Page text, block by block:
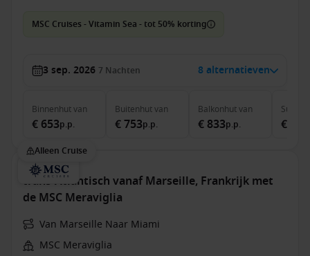
MSC Cruises - Vitamin Sea - tot 50% korting
3 sep. 2026 7 Nachten 8 alternatieven
Binnenhutvan
€ 653p.p.
Buitenhutvan
€ 753p.p.
Balkonhutvan
€ 833p.p.
Suite
€
Alleen Cruise
trans-Atlantisch vanaf Marseille, Frankrijk met
de MSC Meraviglia
Van Marseille Naar Miami
MSC Meraviglia